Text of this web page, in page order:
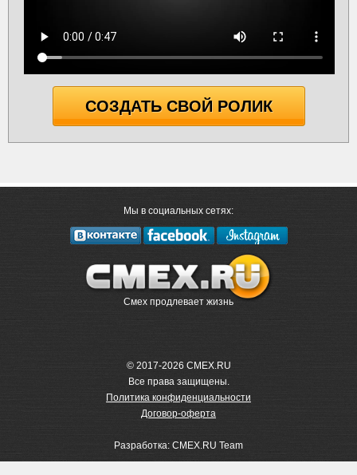
СОЗДАТЬ СВОЙ РОЛИК
Мы в социальных сетях:
Смех продлевает жизнь
© 2017-2026 CMEX.RU
Все права защищены.
Политика конфиденциальности
Договор-оферта
Разработка: CMEX.RU Team